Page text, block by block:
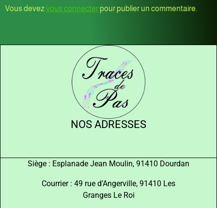
Vous devez vous connecterpour publier un commentaire.
NOS ADRESSES
Siège : Esplanade Jean Moulin, 91410 Dourdan
Courrier : 49 rue d’Angerville, 91410 Les
Granges Le Roi